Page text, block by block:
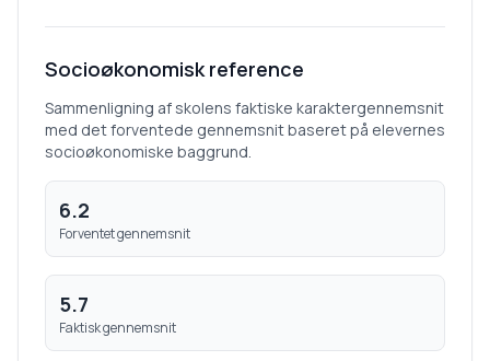
Socioøkonomisk reference
Sammenligning af skolens faktiske karaktergennemsnit
med det forventede gennemsnit baseret på elevernes
socioøkonomiske baggrund.
6.2
Forventet gennemsnit
5.7
Faktisk gennemsnit